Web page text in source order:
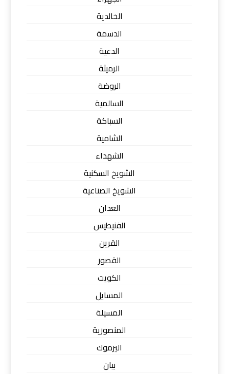
الخالدية
الدسمة
الدعية
الرميثة
الروضة
السالمية
السباكة
الشامية
الشهداء
الشويخ السكنية
الشويخ الصناعية
العدان
الفنيطيس
القرين
القصور
الكويت
المسايل
المسيلة
المنصورية
اليرموك
بيان